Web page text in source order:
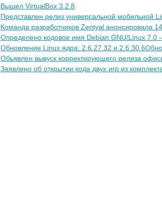
Вышел VirtualBox 3.2.8
Представлен релиз универсальной мобильной
Команда разработчиков Zentyal анонсировала
Определено кодовое имя Debian GNU/Linux 7.0
Обновление Linux ядра: 2.6.27.32 и
Обьявлен вывуск корректирующего релиза
Заявлено об открытии кода двух игр из